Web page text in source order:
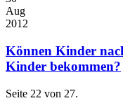
Aug
2012
Können Kinder
Kinder bekommen?
Seite 22 von 27.